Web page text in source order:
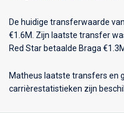
De huidige transferwaarde
€1.6M. Zijn laatste transfer
Red Star betaalde Braga
Matheus laatste transfers en
carrièrestatistieken zijn